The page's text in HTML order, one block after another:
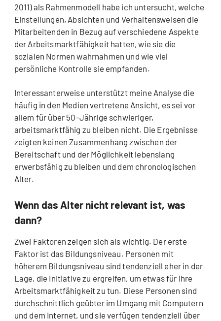
2011) als Rahmenmodell habe ich untersucht, welche
Einstellungen, Absichten und Verhaltensweisen die
Mitarbeitenden in Bezug auf verschiedene Aspekte
der Arbeitsmarktfähigkeit hatten, wie sie die
sozialen Normen wahrnahmen und wie viel
persönliche Kontrolle sie empfanden.
Interessanterweise unterstützt meine Analyse die
häufig in den Medien vertretene Ansicht, es sei vor
allem für über 50-Jährige schwieriger,
arbeitsmarktfähig zu bleiben nicht. Die Ergebnisse
zeigten keinen Zusammenhang zwischen der
Bereitschaft und der Möglichkeit lebenslang
erwerbsfähig zu bleiben und dem chronologischen
Alter.
Wenn das Alter nicht relevant ist, was
dann?
Zwei Faktoren zeigen sich als wichtig. Der erste
Faktor ist das Bildungsniveau. Personen mit
höherem Bildungsniveau sind tendenziell eher in der
Lage, die Initiative zu ergreifen, um etwas für ihre
Arbeitsmarktfähigkeit zu tun. Diese Personen sind
durchschnittlich geübter im Umgang mit Computern
und dem Internet, und sie verfügen tendenziell über